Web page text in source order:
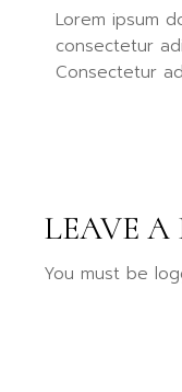
Lorem ipsum
consectetur
Consectetur
LEAVE A
You must be